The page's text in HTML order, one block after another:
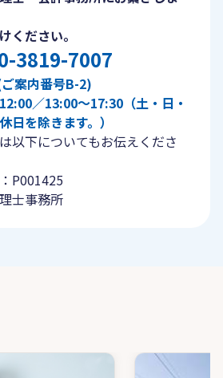
ください。
3819-7007
案内番号B-2)
／13:00〜17:30（土・日・
日を除きます。）
以下についてもお伝えくださ
P001425
士事務所